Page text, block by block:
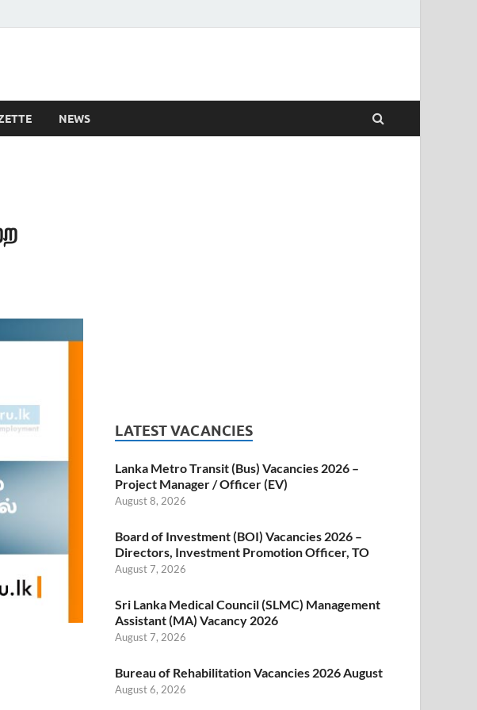
NEWS
LATEST VACANCIES
Lanka Metro Transit (Bus) Vacancies 2026 –
Project Manager / Officer (EV)
August 8, 2026
Board of Investment (BOI) Vacancies 2026 –
Directors, Investment Promotion Officer, TO
August 7, 2026
Sri Lanka Medical Council (SLMC) Management
Assistant (MA) Vacancy 2026
August 7, 2026
Bureau of Rehabilitation Vacancies 2026 August
August 6, 2026